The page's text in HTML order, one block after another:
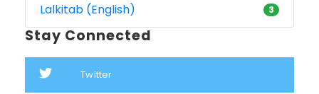
Lalkitab (English) 3
Stay Connected
Twitter